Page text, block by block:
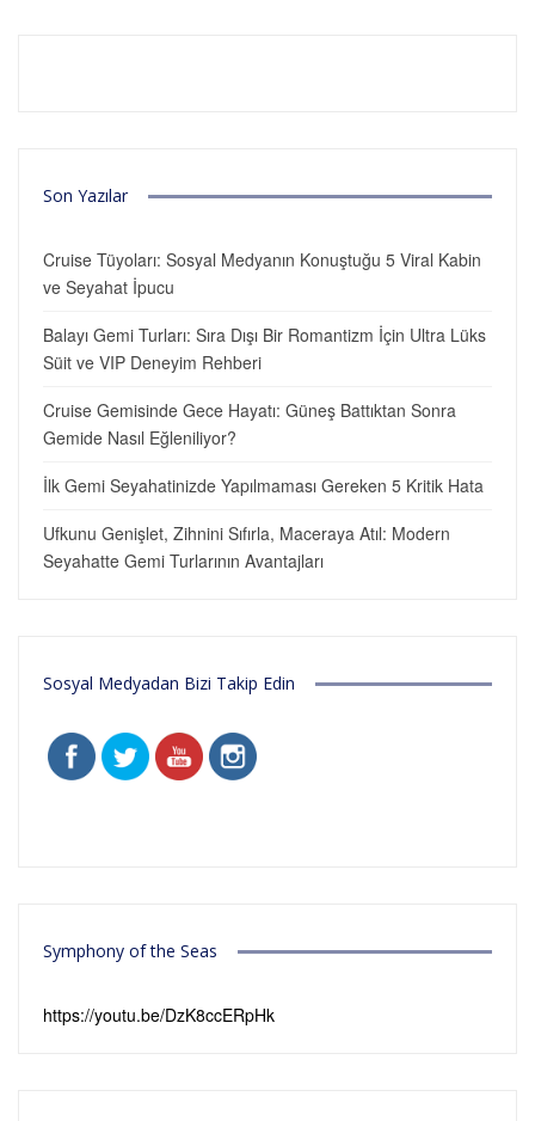
Son Yazılar
Cruise Tüyoları: Sosyal Medyanın Konuştuğu 5 Viral Kabin
ve Seyahat İpucu
Balayı Gemi Turları: Sıra Dışı Bir Romantizm İçin Ultra Lüks
Süit ve VIP Deneyim Rehberi
Cruise Gemisinde Gece Hayatı: Güneş Battıktan Sonra
Gemide Nasıl Eğleniliyor?
İlk Gemi Seyahatinizde Yapılmaması Gereken 5 Kritik Hata
Ufkunu Genişlet, Zihnini Sıfırla, Maceraya Atıl: Modern
Seyahatte Gemi Turlarının Avantajları
Sosyal Medyadan Bizi Takip Edin
Symphony of the Seas
https://youtu.be/DzK8ccERpHk